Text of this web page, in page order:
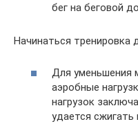
бег на беговой
Начинаться тренировка
Для уменьшения
аэробные
нагрузок
удается